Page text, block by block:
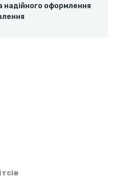
надійного оформлення